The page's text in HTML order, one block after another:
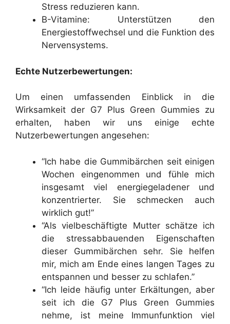
Stress reduzieren kann.
B-Vitamine: Unterstützen den
Energiestoffwechsel und die Funktion des
Nervensystems.
Echte Nutzerbewertungen:
Um einen umfassenden Einblick in die
Wirksamkeit der G7 Plus Green Gummies zu
erhalten, haben wir uns einige echte
Nutzerbewertungen angesehen:
“Ich habe die Gummibärchen seit einigen
Wochen eingenommen und fühle mich
insgesamt viel energiegeladener und
konzentrierter. Sie schmecken auch
wirklich gut!”
“Als vielbeschäftigte Mutter schätze ich
die stressabbauenden Eigenschaften
dieser Gummibärchen sehr. Sie helfen
mir, mich am Ende eines langen Tages zu
entspannen und besser zu schlafen.”
“Ich leide häufig unter Erkältungen, aber
seit ich die G7 Plus Green Gummies
nehme, ist meine Immunfunktion viel